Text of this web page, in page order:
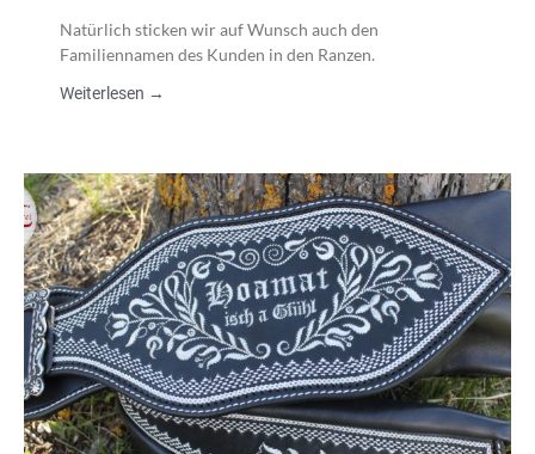
Natürlich sticken wir auf Wunsch auch den
Familiennamen des Kunden in den Ranzen.
Weiterlesen →